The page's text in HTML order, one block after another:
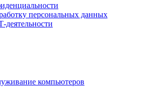
персональных данных
деятельности
компьютеров